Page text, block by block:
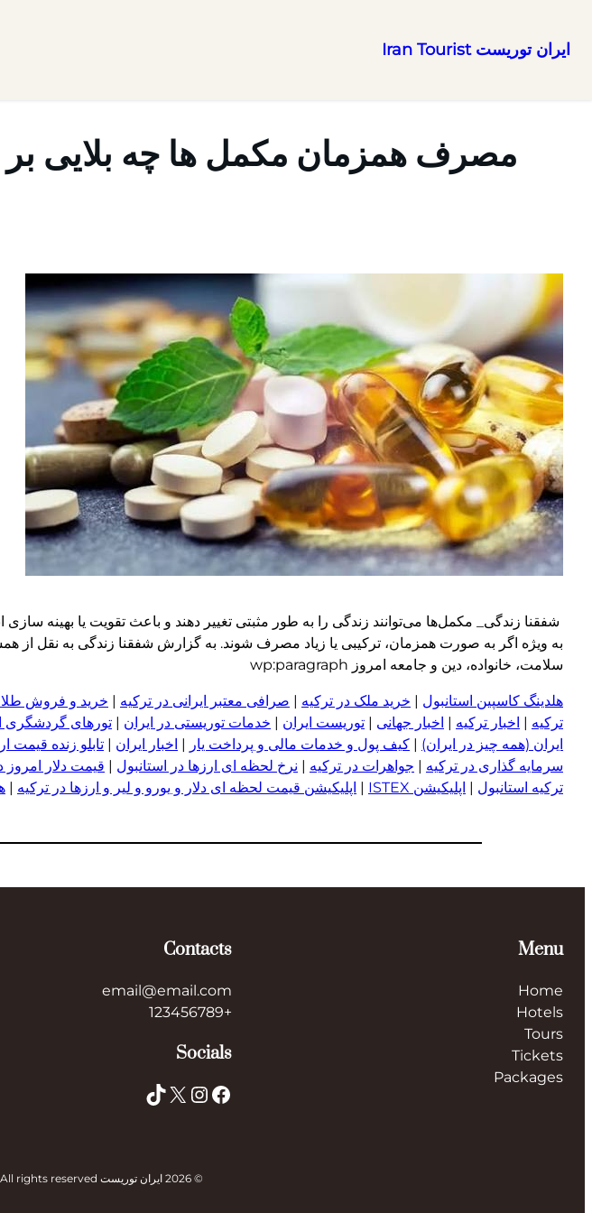
ایران توریست Iran Tourist
مصرف همزمان مکمل ها چه بلایی
شفقنا زندگی_ مکمل‌ها می‌توانند زندگی را به طور مثبتی تغییر دهند و باعث تقویت یا بهینه
به ویژه اگر به صورت همزمان، ترکیبی یا زیاد مصرف شوند. به گزارش شفقنا زندگی به نقل
سلامت، خانواده، دین و جامعه امروز wp:paragraph
هلدینگ کاسپین استانبول | خرید ملک در ترکیه | صرافی معتبر ایرانی در ترکیه | خرید و فروش طلا
ترکیه | اخبار ترکیه | اخبار جهانی | توریست ایران | خدمات توریستی در ایران | تورهای گردشگری
ایران (همه چیز در ایران) | کیف پول و خدمات مالی و پرداخت یار | اخبار ایران | تابلو زنده قیمت
سرمایه گذاری در ترکیه | جواهرات در ترکیه | نرخ لحظه ای ارزها در استانبول | قیمت دلار امروز
ترکیه استانبول | اپلیکیشن ISTEX | اپلیکیشن قیمت لحظه ای دلار و یورو و لیر و ار زها در ترکیه |
Menu
Home
Hotels
Tours
Tickets
Packages
Contacts
email@email.com
+123456789
Socials
Facebook
Instagram
X
TikTok
© 2026 ایران توریست Iran Tourist. All rights reserved.